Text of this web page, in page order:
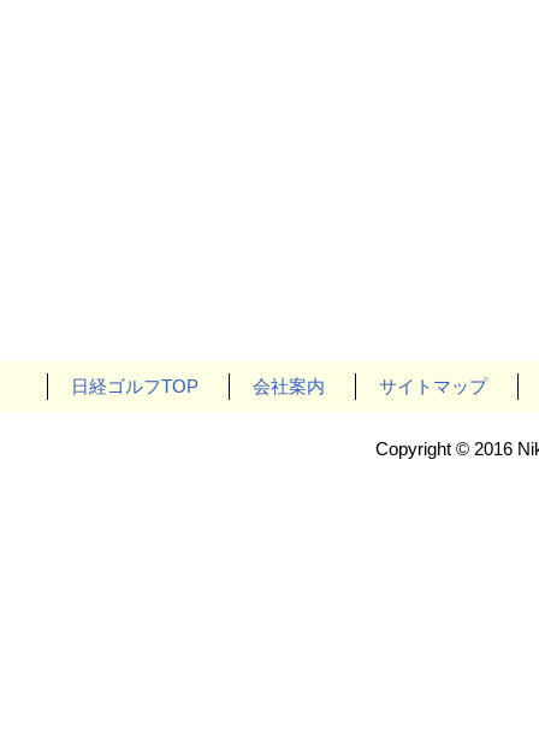
日経ゴルフTOP 会社案内 サイトマップ
Copyright © 2016